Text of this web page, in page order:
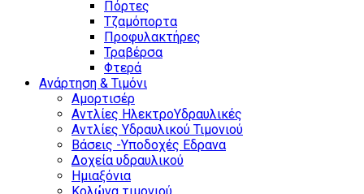
Πόρτες
Τζαμόπορτα
Προφυλακτήρες
Τραβέρσα
Φτερά
Ανάρτηση & Τιμόνι
Αμορτισέρ
Αντλίες ΗλεκτροΥδραυλικές
Αντλίες Υδραυλικού Τιμονιού
Βάσεις -Υποδοχές Εδρανα
Δοχεία υδραυλικού
Ημιαξόνια